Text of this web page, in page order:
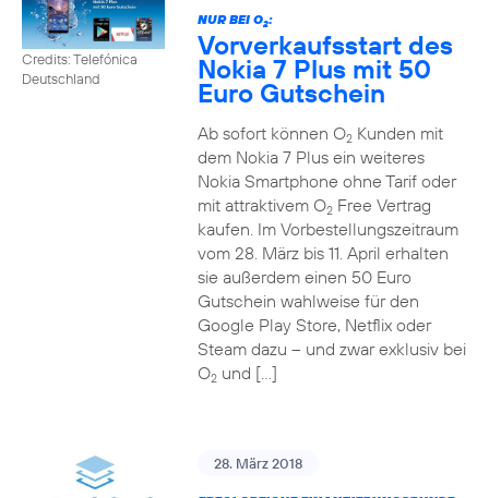
Credits: Telefónica
Deutschland
NUR BEI O2:
Vorverkaufsstart des
Nokia 7 Plus mit 50
Euro Gutschein
Ab sofort können O2Kunden mit
dem Nokia 7 Plus ein weiteres
Nokia Smartphone ohne Tarif oder
mit attraktivem O2Free Vertrag
kaufen. Im Vorbestellungszeitraum
vom 28. März bis 11. April erhalten
sie außerdem einen 50 Euro
Gutschein wahlweise für den
Google Play Store, Netflix oder
Steam dazu – und zwar exklusiv bei
O2und […]
28. März 2018